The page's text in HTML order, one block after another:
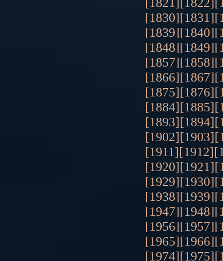
[1821][1822]
[1830][1831]
[1839][1840]
[1848][1849]
[1857][1858]
[1866][1867]
[1875][1876]
[1884][1885]
[1893][1894]
[1902][1903]
[1911][1912]
[1920][1921]
[1929][1930]
[1938][1939]
[1947][1948]
[1956][1957]
[1965][1966]
[1974][1975]